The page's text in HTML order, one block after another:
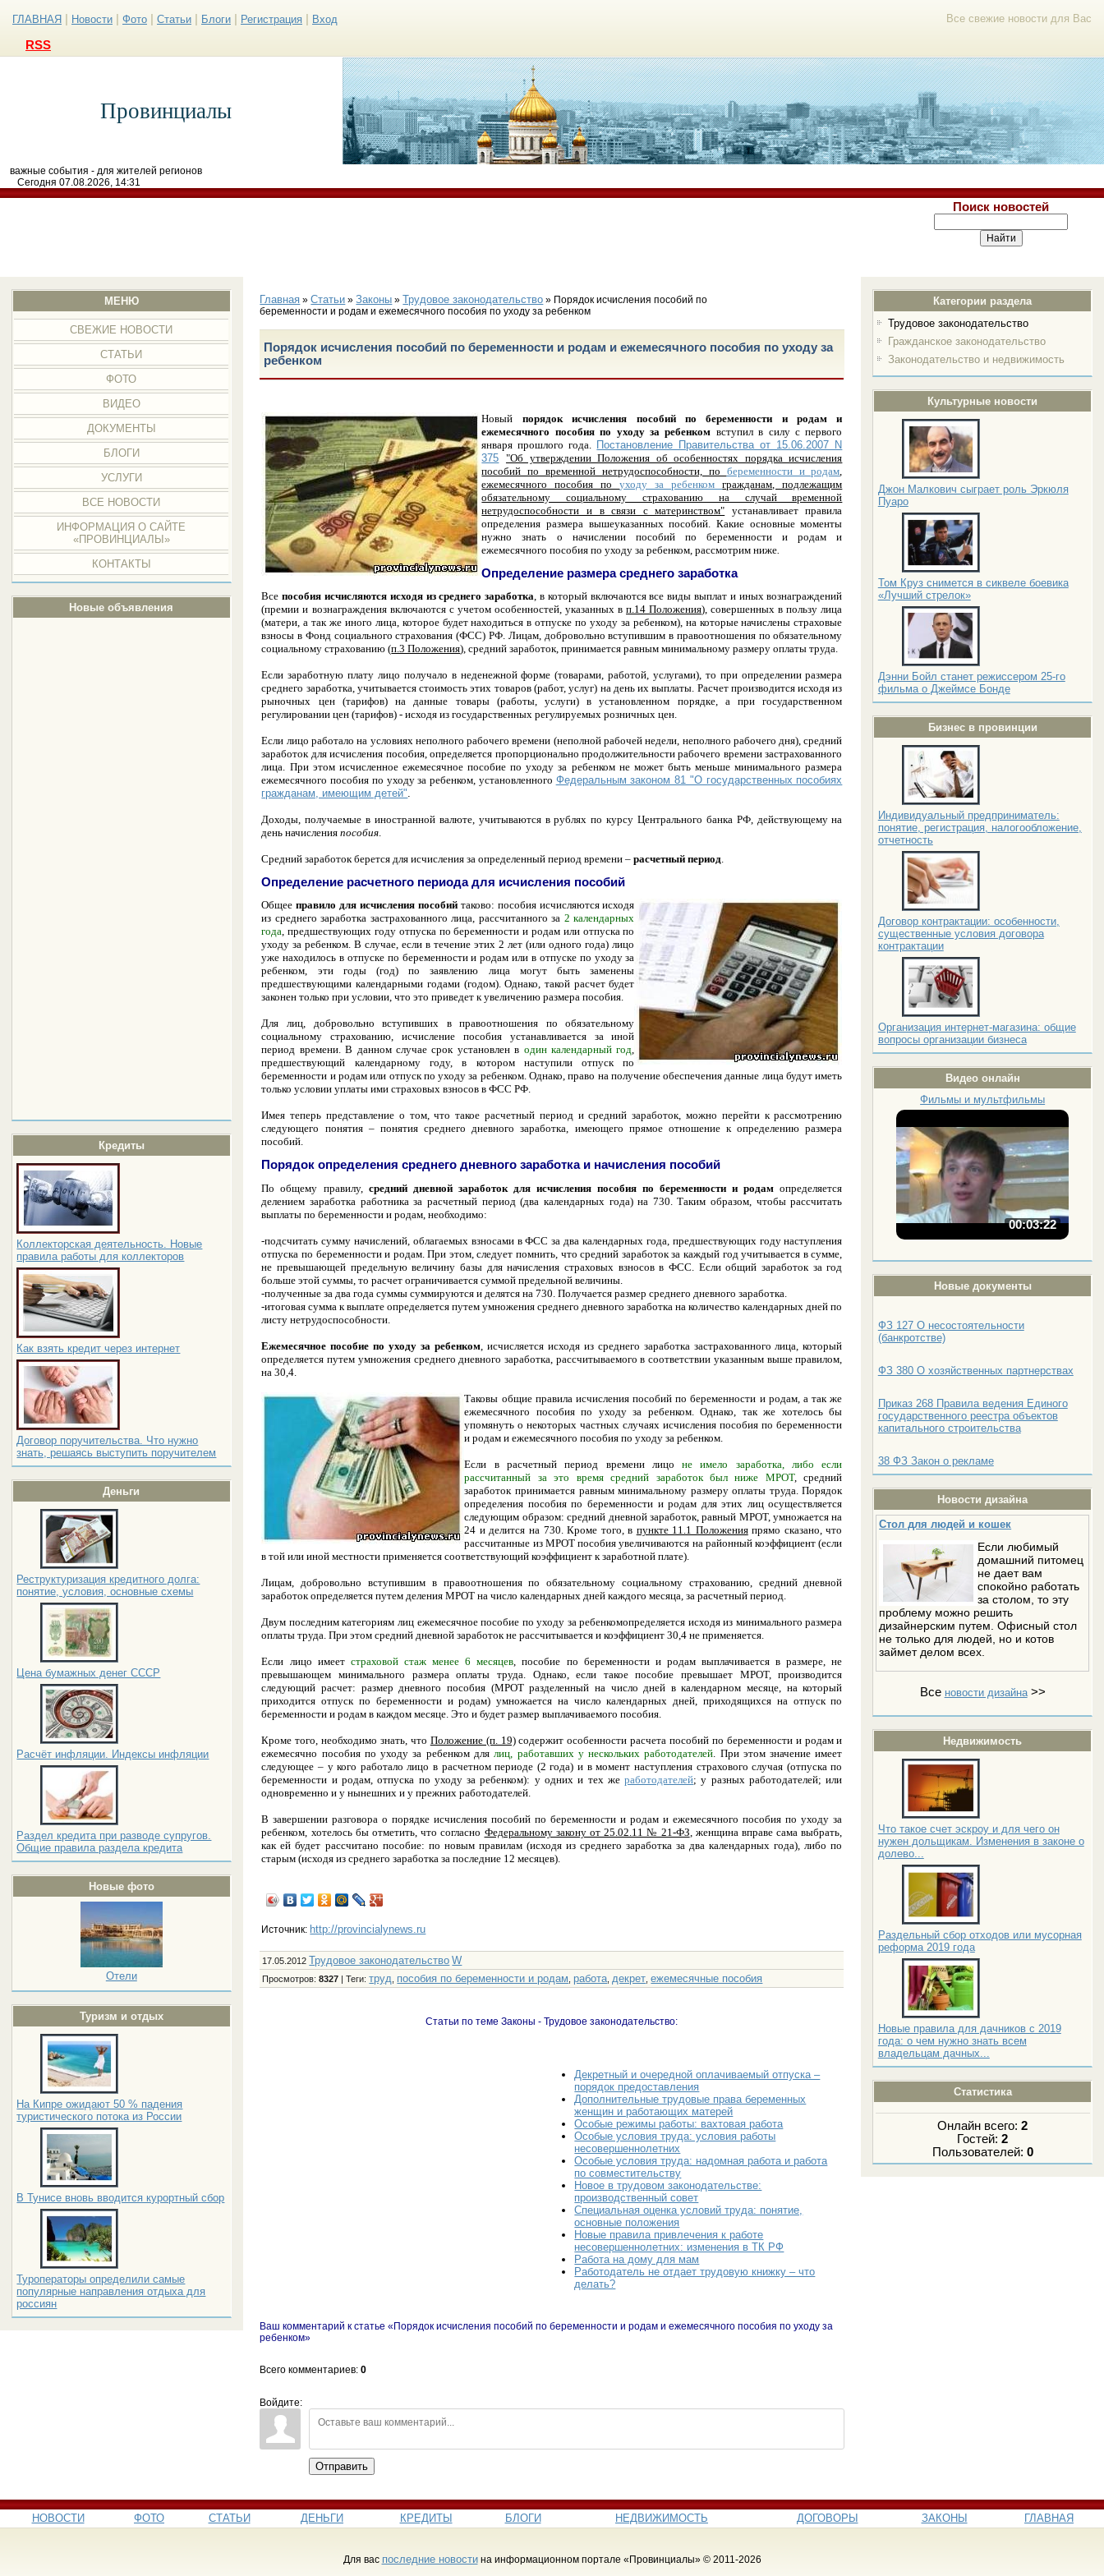
Все свежие новости для Вас
ГЛАВНАЯ Новости Фото Статьи Блоги Регистрация Вход
RSS
Провинциалы
важные события - для жителей регионов
Сегодня 07.08.2026, 14:31
Поиск новостей
МЕНЮ
СВЕЖИЕ НОВОСТИ
СТАТЬИ
ФОТО
ВИДЕО
ДОКУМЕНТЫ
БЛОГИ
УСЛУГИ
ВСЕ НОВОСТИ
ИНФОРМАЦИЯ О САЙТЕ
«ПРОВИНЦИАЛЫ»
КОНТАКТЫ
Новые объявления
Кредиты
Коллекторская деятельность. Новые
правила работы для коллекторов
Как взять кредит через интернет
Договор поручительства. Что нужно
знать, решаясь выступить поручителем
Деньги
Реструктуризация кредитного долга:
понятие, условия, основные схемы
Цена бумажных денег СССР
Расчёт инфляции. Индексы инфляции
Раздел кредита при разводе супругов.
Общие правила раздела кредита
Новые фото
Отели
Туризм и отдых
На Кипре ожидают 50 % падения
туристического потока из России
В Тунисе вновь вводится курортный сбор
Туроператоры определили самые
популярные направления отдыха для
россиян
Категории раздела
Трудовое законодательство
Гражданское законодательство
Законодательство и недвижимость
Культурные новости
Джон Малкович сыграет роль Эркюля
Пуаро
Том Круз снимется в сиквеле боевика
«Лучший стрелок»
Дэнни Бойл станет режиссером 25-го
фильма о Джеймсе Бонде
Бизнес в провинции
Индивидуальный предприниматель:
понятие, регистрация, налогообложение,
отчетность
Договор контрактации: особенности,
существенные условия договора
контрактации
Организация интернет-магазина: общие
вопросы организации бизнеса
Видео онлайн
Фильмы и мультфильмы
00:03:22
Новые документы
ФЗ 127 О несостоятельности
(банкротстве)
ФЗ 380 О хозяйственных партнерствах
Приказ 268 Правила ведения Единого
государственного реестра объектов
капитального строительства
38 ФЗ Закон о рекламе
Новости дизайна
Стол для людей и кошек
Если любимый
домашний питомец
не дает вам
спокойно работать
за столом, то эту
проблему можно решить
дизайнерским путем. Офисный стол
не только для людей, но и котов
займет делом всех.
Все новости дизайна>>
Недвижимость
Что такое счет эскроу и для чего он
нужен дольщикам. Изменения в законе о
долево...
Раздельный сбор отходов или мусорная
реформа 2019 года
Новые правила для дачников с 2019
года: о чем нужно знать всем
владельцам дачных...
Статистика
Онлайн всего:2
Гостей:2
Пользователей: 0
Главная »Статьи »Законы » Трудовое законодательство » Порядок исчисления пособий по
беременности и родам и ежемесячного пособия по уходу за ребенком
Порядок исчисления пособий по беременности и родам и ежемесячного пособия по уходу за
ребенком
Новый порядок исчисления пособий по беременности и родам и
ежемесячного пособия по уходу за ребенком вступил в силу с первого
января прошлого года. Постановление Правительства от 15.06.2007 N
375 "Об утверждении Положения об особенностях порядка исчисления
пособий по временной нетрудоспособности, по беременности и родам
ежемесячного пособия поуходу за ребенкомгражданам, подлежащим
обязательному социальному страхованию на случай временной
нетрудоспособности и в связи с материнством" устанавливает правила
определения размера вышеуказанных пособий. Какие основные моменты
нужно знать о начислении пособий по беременности и родам и
ежемесячного пособия по уходу за ребенком, рассмотрим ниже
Определение размера среднего заработка
Все пособия исчисляются исходя из среднего заработка , в который включаются все виды выплат и иных вознаграждений
(премии и вознаграждения включаются с учетом особенностей, указанных вп.14 Положения), совершенных в пользу лица
(матери, а так же иного лица, которое будет находиться в отпуске по уходу за ребенком), на которые начислены страховые
взносы в Фонд социального страхования (ФСС) РФ. Лицам, добровольно вступившим в правоотношения по обязательному
социальному страхованию (п.3 Положения), средний заработок, принимается равным минимальному размеру оплаты труда.
Если заработную плату лицо получало в неденежной форме (товарами, работой, услугами), то при определении размера
среднего заработка, учитывается стоимость этих товаров (работ, услуг) на день их выплаты. Расчет производится исходя из
рыночных цен (тарифов) на данные товары (работы, услуги) в установленном порядке, а при государственном
регулировании цен (тарифов) - исходя из государственных регулируемых розничных цен.
Если лицо работало на условиях неполного рабочего времени (неполной рабочей недели, неполного рабочего дня), средний
заработок для исчисления пособия, определяется пропорционально продолжительности рабочего времени застрахованного
лица. При этом исчисленное ежемесячное пособие по уходу за ребенком не может быть меньше минимального размера
ежемесячного пособия по уходу за ребенком, установленного Федеральным законом 81 "О государственных пособиях
гражданам, имеющим детей"
Доходы, получаемые в иностранной валюте, учитываются в рублях по курсу Центрального банка РФ, действующему на
день начисленияпособия
Средний заработок берется для исчисления за определенный период времени –расчетный период
Определение расчетного периода для исчисления пособий
Общееправило для исчисления пособийтаково: пособия исчисляются исходя
из среднего заработка застрахованного лица, рассчитанного за 2 календарных
года, предшествующих году отпуска по беременности и родам или отпуска по
уходу за ребенком. В случае, если в течение этих 2 лет (или одного года) лицо
уже находилось в отпуске по беременности и родам или в отпуске по уходу за
ребенком, эти годы (год) по заявлению лица могут быть заменены
предшествующими календарными годами (годом). Однако, такой расчет будет
законен только при условии, что это приведет к увеличению размера пособия.
Для лиц, добровольно вступивших в правоотношения по обязательному
социальному страхованию, исчисление пособия устанавливается за иной
период времени. В данном случае срок установлен в один календарный год,
предшествующий календарному году, в котором наступили отпуск по
беременности и родам или отпуск по уходу за ребенком. Однако, право на получение обеспечения данные лица будут иметь
только условии уплаты ими страховых взносов в ФСС РФ.
Имея теперь представление о том, что такое расчетный период и средний заработок, можно перейти к рассмотрению
следующего понятия – понятия среднего дневного заработка, имеющего прямое отношение к определению размера
пособий.
Порядок определения среднего дневного заработка и начисления пособий
По общему правилу, средний дневной заработок для исчисления пособия по беременности и родам определяется
делением заработка работника за расчетный период (два календарных года) на 730.Таким образом, чтобы рассчитать
выплаты по беременности и родам, необходимо:
-подсчитать сумму начислений, облагаемых взносами в ФСС за два календарных года, предшествующих году наступления
отпуска по беременности и родам. При этом, следует помнить, что средний заработок за каждый год учитывается в сумме,
не превышающей предельную величину базы для начисления страховых взносов в ФСС. Если общий заработок за год
больше этой суммы, то расчет ограничивается суммой предельной величины.
-полученные за два года суммы суммируются и делятся на 730. Получается размер среднего дневного заработка.
-итоговая сумма к выплате определяется путем умножения среднего дневного заработка на количество календарных дней по
листу нетрудоспособности.
Ежемесячное пособие по уходу за ребенком , исчисляется исходя из среднего заработка застрахованного лица, который
определяется путем умножения среднего дневного заработка, рассчитываемого в соответствии указанным выше правилом,
на 30,4.
Таковы общие правила исчисления пособий по беременности и родам, а так же
ежемесячного пособия по уходу за ребенком. Однако, так же хотелось бы
упомянуть о некоторыхчастных случаях исчисления пособия по беременности
и родам и ежемесячного пособия по уходу за ребенком.
Если в расчетный период времени лицоне имело заработка, либо если
рассчитанный за это время средний заработок был ниже МРОТ, средний
заработок принимается равным минимальному размеру оплаты труда. Порядок
определения пособия по беременности и родам для этих лиц осуществляется
следующим образом: средний дневной заработок, равный МРОТ, умножается на
24 и делится на 730. Кроме того, в пункте 11.1 Положенияпрямо сказано, что
рассчитанные из МРОТ пособия увеличиваются на районный коэффициент (если
в той или иной местности применяется соответствующий коэффициент к заработной плате).
Лицам, добровольно вступившим в правоотношения по обязательному социальному страхованию, средний дневной
заработок определяется путем деления МРОТ на число календарных дней каждого месяца, за расчетный период.
Двум последним категориям лиц ежемесячное пособие по уходу за ребенкомопределяется исходя из минимального размера
оплаты труда. При этом средний дневной заработок не рассчитывается и коэффициент 30,4 не применяется.
Если лицо имеет страховой стаж менее 6 месяцев , пособие по беременности и родам выплачивается в размере, не
превышающем минимального размера оплаты труда. Однако, если такое пособие превышает МРОТ, производится
следующий расчет: размер дневного пособия (МРОТ разделенный на число дней в календарном месяце, на который
приходится отпуск по беременности и родам) умножается на число календарных дней, приходящихся на отпуск по
беременности и родам в каждом месяце. Это и будет размер выплачиваемого пособия.
Кроме того, необходимо знать, что Положение (п. 19)содержит особенности расчета пособий по беременности и родам и
ежемесячно пособия по уходу за ребенком для лиц, работавших у нескольких работодателей . При этом значение имеет
следующее – у кого работало лицо в расчетном периоде (2 года) и в момент наступления страхового случая (отпуска по
беременности и родам, отпуска по уходу за ребенком): у одних и тех жеработодателей; у разных работодателей; или
одновременно и у нынешних и у прежних работодателей.
В завершении разговора опорядке исчисления пособий по беременности и родам и ежемесячного пособия по уходу за
ребенком, хотелось бы отметить, что согласно Федеральному закону от 25.02.11 № 21-ФЗ , женщина вправе сама выбрать,
как ей будет рассчитано пособие: по новым правилам (исходя из среднего заработка за два календарных года), либо по
старым (исходя из среднего заработка за последние 12 месяцев).
Источник: http://provincialynews.ru
17.05.2012 Трудовое законодательство W
Просмотров:8327 |Теги:труд пособия по беременности и родам ,работа декрет ,ежемесячные пособия
Статьи по теме Законы - Трудовое законодательство:
Декретный и очередной оплачиваемый отпуска –
порядок предоставления
Дополнительные трудовые права беременных
женщин и работающих матерей
Особые режимы работы: вахтовая работа
Особые условия труда: условия работы
несовершеннолетних
Особые условия труда: надомная работа и работа
по совместительству
Новое в трудовом законодательстве:
производственный совет
Специальная оценка условий труда: понятие,
основные положения
Новые правила привлечения к работе
несовершеннолетних: изменения в ТК РФ
Работа на дому для мам
Работодатель не отдает трудовую книжку – что
делать?
Ваш комментарий к статье «Порядок исчисления пособий по беременности и родам и ежемесячного пособия по уходу за
ребенком»
Всего комментариев:0
Войдите:
Отправить
НОВОСТИ ФОТО СТАТЬИ ДЕНЬГИ КРЕДИТЫ БЛОГИ НЕДВИЖИМОСТЬ ДОГОВОРЫ ЗАКОНЫ ГЛАВНАЯ
Для вас последние новостина информационном портале «Провинциалы» © 2011-2026